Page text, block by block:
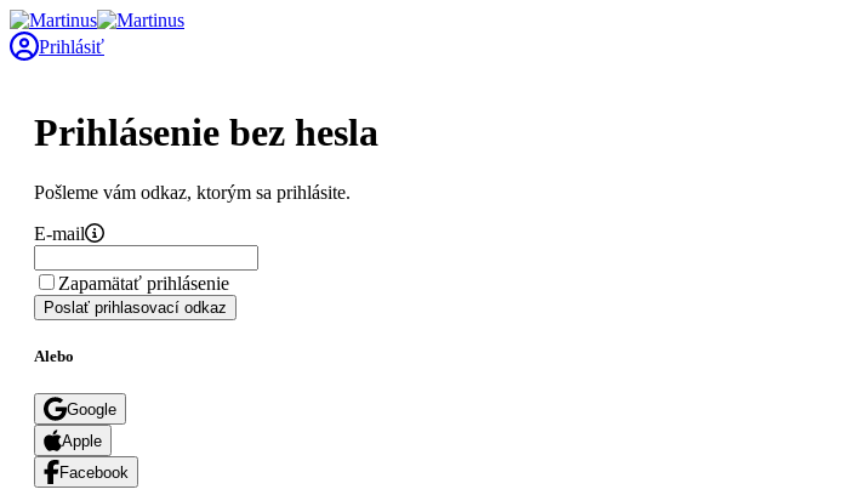
Prihlásiť
Prihlásenie bez hesla
Pošleme vám odkaz, ktorým sa prihlásite.
E-mail
Zapamätať prihlásenie
Poslať prihlasovací odkaz
Alebo
Google
Apple
Facebook